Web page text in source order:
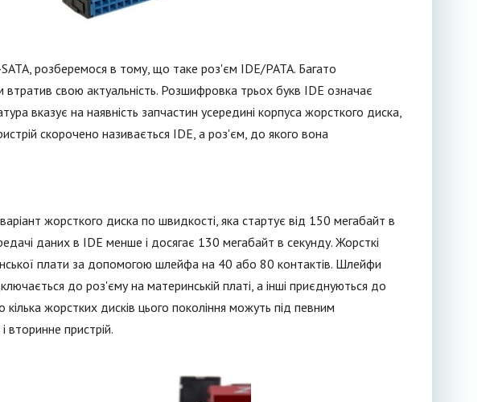
розберемося в тому, що таке роз'єм IDE/PATA. Багато
свою актуальність. Розшифровка трьох букв IDE означає
вказує на наявність запчастин усередині корпуса жорсткого диска,
скорочено називається IDE, а роз'єм, до якого вона
жорсткого диска по швидкості, яка стартує від 150 мегабайт в
даних в IDE менше і досягає 130 мегабайт в секунду. Жорсткі
плати за допомогою шлейфа на 40 або 80 контактів. Шлейфи
до роз'єму на материнській платі, а інші приєднуються до
жорстких дисків цього покоління можуть під певним
пристрій.